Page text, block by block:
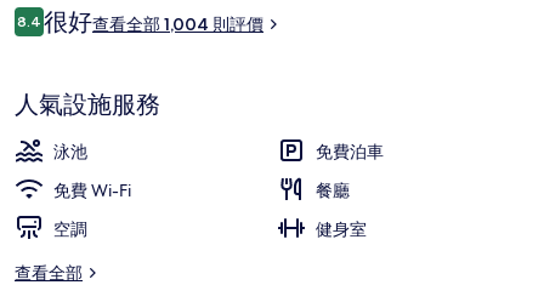
評
價
8.48.4 分，滿分 10 分，
很好查看全部 1,004 則評價
人氣設施服務
泳池
免費泊車
免費 Wi-Fi
餐廳
空調
健身室
查看全部